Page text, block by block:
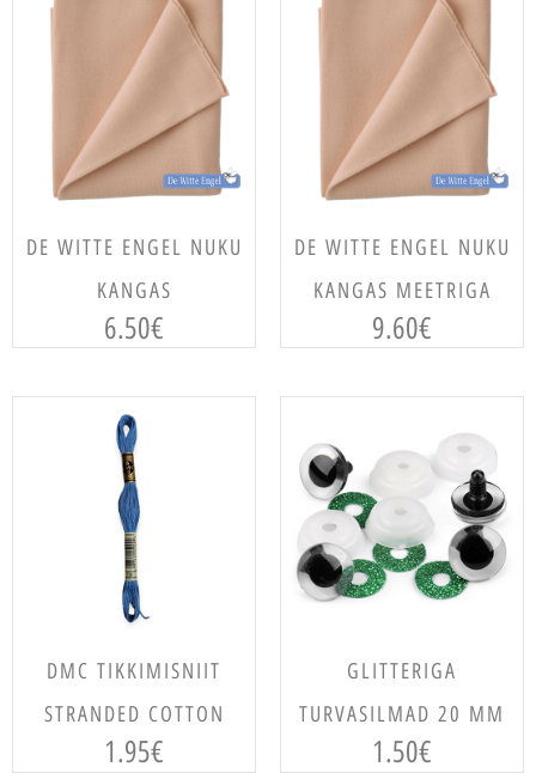
VALI
DE WITTE ENGEL NUKU
KANGAS
6.50€
VALI
DE WITTE ENGEL NUKU
KANGAS MEETRIGA
9.60€
VALI
DMC TIKKIMISNIIT
STRANDED COTTON
1.95€
VALI
GLITTERIGA
TURVASILMAD 20 MM
1.50€